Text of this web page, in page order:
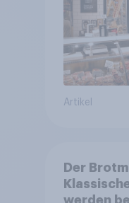
Artikel
Der
werden